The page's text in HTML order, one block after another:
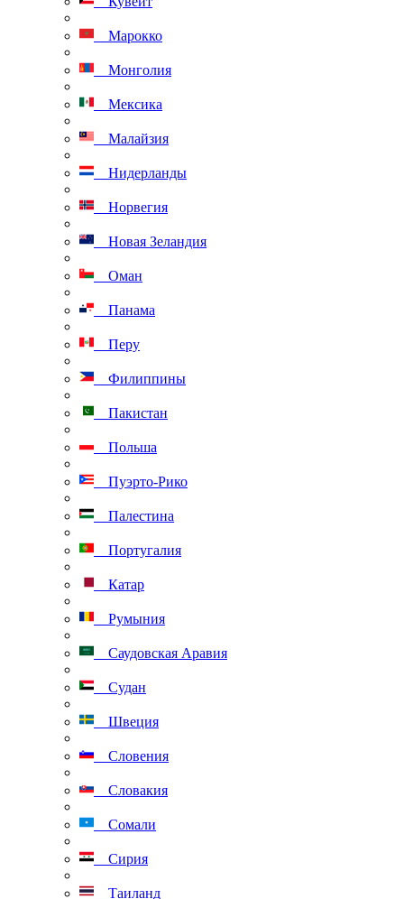
Марокко
Монголия
Мексика
Малайзия
Нидерланды
Норвегия
Новая Зеландия
Оман
Панама
Перу
Филиппины
Пакистан
Польша
Пуэрто-Рико
Палестина
Португалия
Катар
Румыния
Саудовская Аравия
Судан
Швеция
Словения
Словакия
Сомали
Сирия
Таиланд